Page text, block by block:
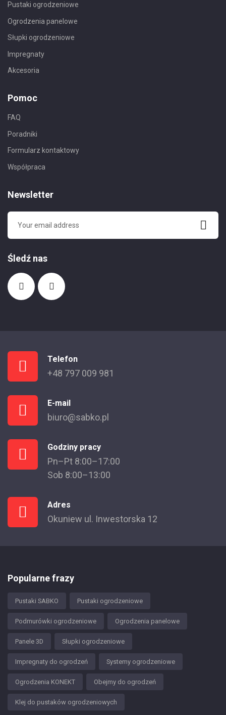
Pustaki ogrodzeniowe
Ogrodzenia panelowe
Słupki ogrodzeniowe
Impregnaty
Akcesoria
Pomoc
FAQ
Poradniki
Formularz kontaktowy
Współpraca
Newsletter
Śledź nas
Telefon
+48 797 009 981
E-mail
biuro@sabko.pl
Godziny pracy
Pn–Pt 8:00–17:00
Sob 8:00–13:00
Adres
Okuniew ul. Inwestorska 12
Popularne frazy
Pustaki SABKO Pustaki ogrodzeniowe
Podmurówki ogrodzeniowe Ogrodzenia panelowe
Panele 3D Słupki ogrodzeniowe
Impregnaty do ogrodzeń Systemy ogrodzeniowe
Ogrodzenia KONEKT Obejmy do ogrodzeń
Klej do pustaków ogrodzeniowych